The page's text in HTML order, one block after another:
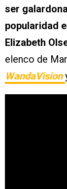
ser
popularidad
Elizabeth
elenco de
WandaVision